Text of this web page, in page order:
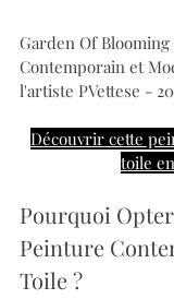
Garden Of
Contemporain et
l'artiste PVettese -
Découvrir cette
toile
Pourquoi
Peinture
Toile ?